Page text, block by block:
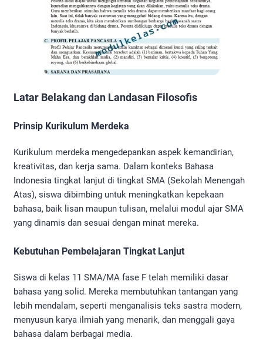
Latar Belakang dan Landasan Filosofis
Prinsip Kurikulum Merdeka
Kurikulum merdeka mengedepankan aspek kemandirian,
kreativitas, dan kerja sama. Dalam konteks Bahasa
Indonesia tingkat lanjut di tingkat SMA (Sekolah Menengah
Atas), siswa dibimbing untuk meningkatkan kepekaan
bahasa, baik lisan maupun tulisan, melalui modul ajar SMA
yang dinamis dan sesuai dengan minat mereka.
Kebutuhan Pembelajaran Tingkat Lanjut
Siswa di kelas 11 SMA/MA fase F telah memiliki dasar
bahasa yang solid. Mereka membutuhkan tantangan yang
lebih mendalam, seperti menganalisis teks sastra modern,
menyusun karya ilmiah yang menarik, dan menggali gaya
bahasa dalam berbagai media.